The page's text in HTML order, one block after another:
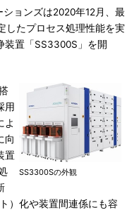
ョンズは2020年12月、最
したプロセス処理性能を実
装置「SS3300S」を開
SS3300Sの外観
用
よ
向
置
）化や装置間連係にも容